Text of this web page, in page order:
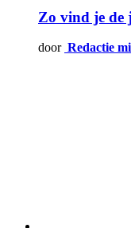
Zo vind je de
door Redactie